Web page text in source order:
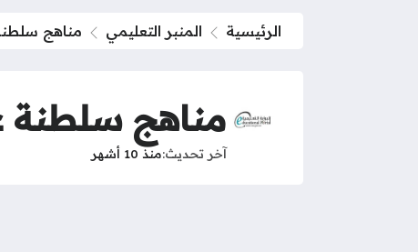
الرئيسية المنبر التعليمي مناهج سلطنة
مناهج سلطنة
آخر تحديث منذ 10 أشهر